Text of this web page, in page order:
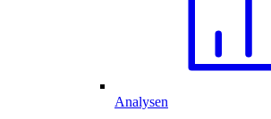
Analysen